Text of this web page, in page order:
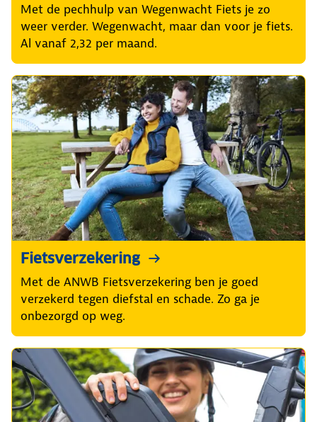
Met de pechhulp van Wegenwacht Fiets je zo
weer verder. Wegenwacht, maar dan voor je fiets.
Al vanaf 2,32 per maand.
Fietsverzekering
Met de ANWB Fietsverzekering ben je goed
verzekerd tegen diefstal en schade. Zo ga je
onbezorgd op weg.